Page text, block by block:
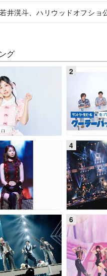
井滉斗、ハリウッドオフショ
グ